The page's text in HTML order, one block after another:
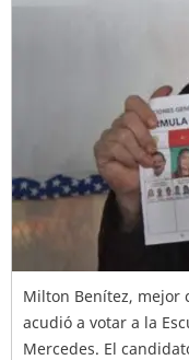
Milton Benítez, mejor
acudió a votar a la
Mercedes. El